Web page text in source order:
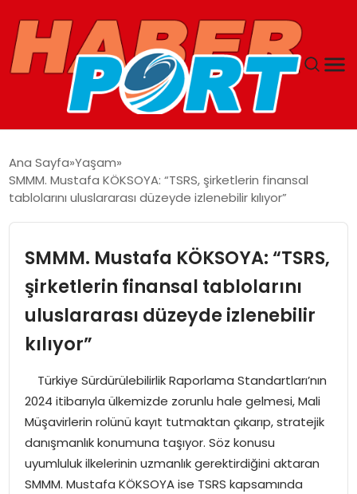
GUNCEL
SPOR
MAGAZIN
SPOR
EĞITIM
OTOMOBIL
Ana Sayfa Yaşam
SMMM. Mustafa KÖKSOYA: “TSRS, şirketlerin finansal
tablolarını uluslararası düzeyde izlenebilir kılıyor”
SMMM. Mustafa KÖKSOYA: “TSRS,
şirketlerin finansal tablolarını
uluslararası düzeyde izlenebilir
kılıyor”
Türkiye Sürdürülebilirlik Raporlama Standartları’nın
2024 itibarıyla ülkemizde zorunlu hale gelmesi, Mali
Müşavirlerin rolünü kayıt tutmaktan çıkarıp, stratejik
danışmanlık konumuna taşıyor. Söz konusu
uyumluluk ilkelerinin uzmanlık gerektirdiğini aktaran
SMMM. Mustafa KÖKSOYA ise TSRS kapsamında